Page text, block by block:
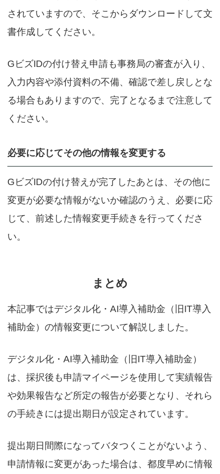
されていますので、そこからダウンロードして文
書作成してください。
GビズIDの付け替え申請も事務局の審査が入り、
入力内容や添付資料の不備、確認で差し戻しとな
る場合もありますので、完了となるまで注意して
ください。
必要に応じてその他の情報を変更する
GビズIDの付け替えが完了したあとは、その他に
変更が必要な情報がないか確認のうえ、必要に応
じて、前述した情報変更手続きを行ってくださ
い。
まとめ
本記事ではデジタル化・AI導入補助金（旧IT導入
補助金）の情報変更について解説しました。
デジタル化・AI導入補助金（旧IT導入補助金）
は、採択後も申請マイページを使用して実績報告
や効果報告など所定の報告が必要となり、それら
の手続きには提出期日が設定されています。
提出期日間際になってバタつくことがないよう、
申請情報に変更があった場合は、都度早めに情報